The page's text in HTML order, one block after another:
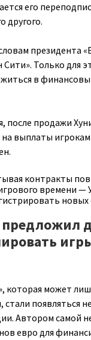
его
другого.
президента
Только для
в
после продажи
выплаты
контракты
времени
может
появляться
Автором самой
евро для